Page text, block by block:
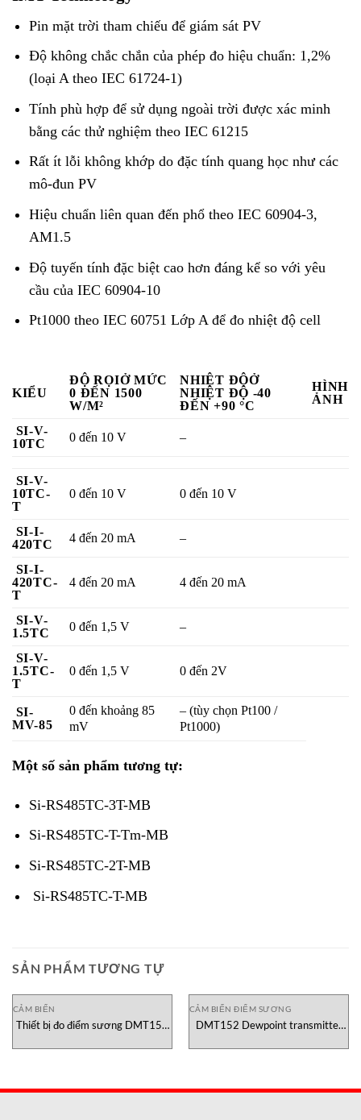
Pin mặt trời tham chiếu để giám sát PV
Độ không chắc chắn của phép đo hiệu chuẩn: 1,2%
(loại A theo IEC 61724-1)
Tính phù hợp để sử dụng ngoài trời được xác minh
bằng các thử nghiệm theo IEC 61215
Rất ít lỗi không khớp do đặc tính quang học như các
mô-đun PV
Hiệu chuẩn liên quan đến phổ theo IEC 60904-3,
AM1.5
Độ tuyến tính đặc biệt cao hơn đáng kể so với yêu
cầu của IEC 60904-10
Pt1000 theo IEC 60751 Lớp A để đo nhiệt độ cell
KIỂU
ĐỘ RỌIỞ MỨC
0 ĐẾN 1500
W/M²
NHIỆT ĐỘỞ
NHIỆT ĐỘ -40
ĐẾN +90 °C
HÌNH
ẢNH
SI-V-
10TC
0 đến 10 V –
SI-V-
10TC-
T
0 đến 10 V 0 đến 10 V
SI-I-
420TC
4 đến 20 mA –
SI-I-
420TC-
T
4 đến 20 mA 4 đến 20 mA
SI-V-
1.5TC
0 đến 1,5 V –
SI-V-
1.5TC-
T
0 đến 1,5 V 0 đến 2V
SI-
MV-85
0 đến khoảng 85
mV
– (tùy chọn Pt100 /
Pt1000)
Một số sản phẩm tương tự:
Si-RS485TC-3T-MB
Si-RS485TC-T-Tm-MB
Si-RS485TC-2T-MB
Si-RS485TC-T-MB
SẢN PHẨM TƯƠNG TỰ
CẢM BIẾN
Thiết bị đo điểm sương DMT152
Nam
CẢM BIẾN ĐIỂM SƯƠNG
DMT152 Dewpoint transmitter